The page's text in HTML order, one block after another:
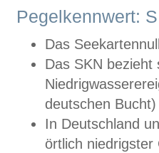
Pegelkennwert:
Das
Das SKN
deutschen
In Deutschland
örtlich